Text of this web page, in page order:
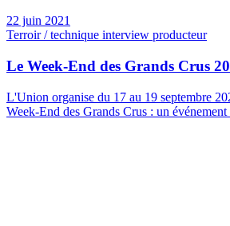
22 juin 2021
Terroir / technique interview producteur
Le Week-End des Grands Crus
L'Union organise du 17 au 19 septembre
Week-End des Grands Crus : un